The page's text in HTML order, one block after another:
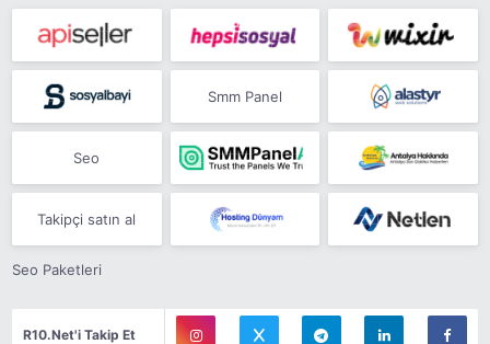
Smm Panel
Seo
Takipçi satın al
Seo Paketleri
R10.Net'i Takip Et